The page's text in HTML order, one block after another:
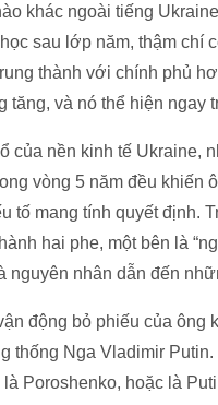
khác ngoài tiếng
sau lớp năm, thậm chí
thành với chính phủ
tăng, và nó thể hiện ngay
của nền kinh tế Ukraine,
vòng 5 năm đều
tố mang tính quyết định.
hai phe, một bên là
nguyên nhân dẫn đến
động bỏ phiếu của
thống Nga Vladimir
Poroshenko, hoặc là